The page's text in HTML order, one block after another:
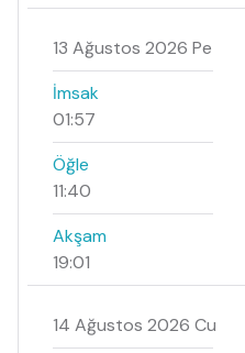
13 Ağustos 2026 Pe
İmsak
01:57
Öğle
11:40
Akşam
19:01
14 Ağustos 2026 Cu